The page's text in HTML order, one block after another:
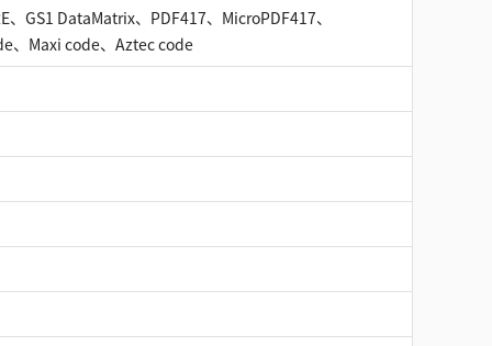
GS1 DataMatrix、PDF417、MicroPDF417、
、Maxi code、Aztec code